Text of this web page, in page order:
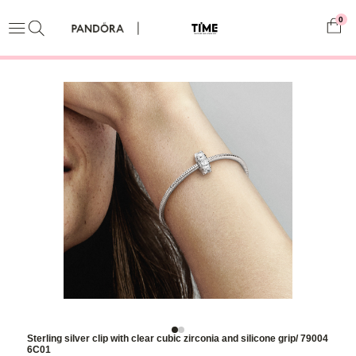
0
Sterling silver clip with clear cubic zirconia and silicone grip/ 79004
6C01